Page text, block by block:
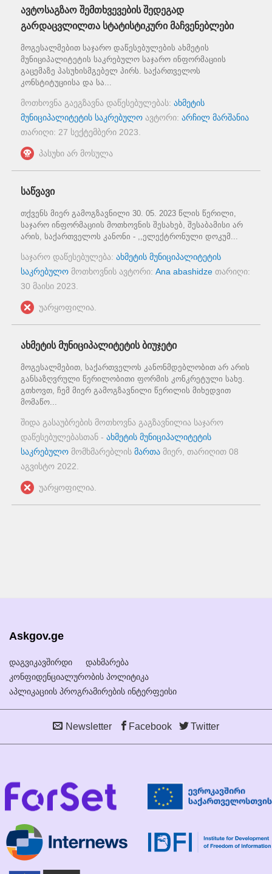
ავტოსაგზაო შემთხვევების შედეგად
გარდაცვლილთა სტატისტიკური მაჩვენებლები
მოგესალმებით საჯარო დაწესებულების ახმეტის
მუნიციპალიტეტის საკრებულო საჯარო ინფორმაციის
გაცემაზე პასუხისმგებელ პირს. საქართველოს
კონსტიტუციისა და სა...
მოთხოვნა გაეგზავნა დაწესებულებას: ახმეტის
მუნიციპალიტეტის საკრებულო ავტორი: არჩილ მარშანია
თარიღი: 27 სექტემბერი 2023
პასუხი არ მოსულა
საწვავი
თქვენს მიერ გამოგზავნილი 30. 05. 2023 წლის წერილი,
საჯარო ინფორმაციის მოთხოვნის შესახებ, შესაბამისი არ
არის, საქართველოს კანონი - ,,ელექტრონული დოკუმ...
საჯარო დაწესებულება: ახმეტის მუნიციპალიტეტის
საკრებულო მოთხოვნის ავტორი: Ana abashidze თარიღი:
30 მაისი 2023
უარყოფილია.
ახმეტის მუნიციპალიტეტის ბიუჯეტი
მოგესალმებით, საქართველოს კანონმდებლობით არ არის
განსაზღვრული წერილობითი ფორმის კონკრეტული სახე.
გთხოვთ, ჩემ მიერ გამოგზავნილი წერილის მიხედვით
მომაწო...
შიდა გასაუბრების მოთხოვნა გაგზავნილია საჯარო
დაწესებულებასთან - ახმეტის მუნიციპალიტეტის
საკრებულო მომხმარებლის მართა მიერ, თარიღით 08
აგვისტო 2022
უარყოფილია.
Askgov.ge
დაგვიკავშირდი
დახმარება
კონფიდენციალურობის პოლიტიკა
აპლიკაციის პროგრამირების ინტერფეისი
Newsletter Facebook Twitter